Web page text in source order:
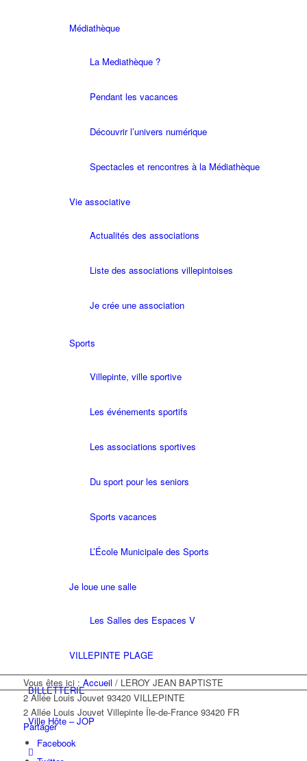
Médiathèque
La Mediathèque ?
Pendant les vacances
Découvrir l’univers numérique
Spectacles et rencontres à la Médiathèque
Vie associative
Actualités des associations
Liste des associations villepintoises
Je crée une association
Sports
Villepinte, ville sportive
Les événements sportifs
Les associations sportives
Du sport pour les seniors
Sports vacances
L’École Municipale des Sports
Je loue une salle
Les Salles des Espaces V
VILLEPINTE PLAGE
BILLETTERIE
Ville Hôte – JOP
Vous êtes ici : Accueil / LEROY JEAN BAPTISTE
2 Allée Louis Jouvet 93420 VILLEPINTE
2 Allée Louis Jouvet Villepinte Île-de-France 93420 FR
Partager
Facebook